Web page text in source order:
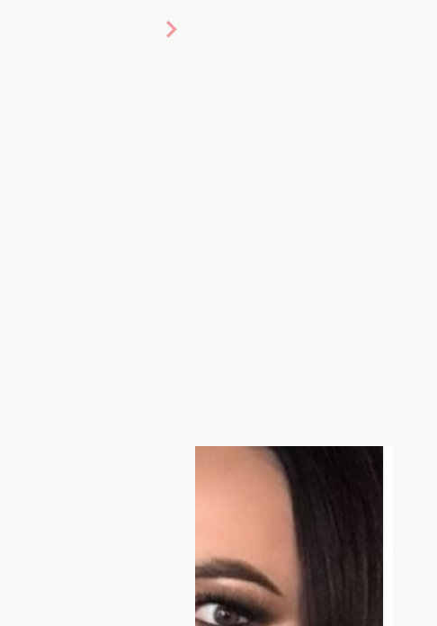
возможность "проехаться" по Бузовой и
их скандал. Скандально известный
отношения между бывшими и подружками и
причин конфликта. Подробности — на